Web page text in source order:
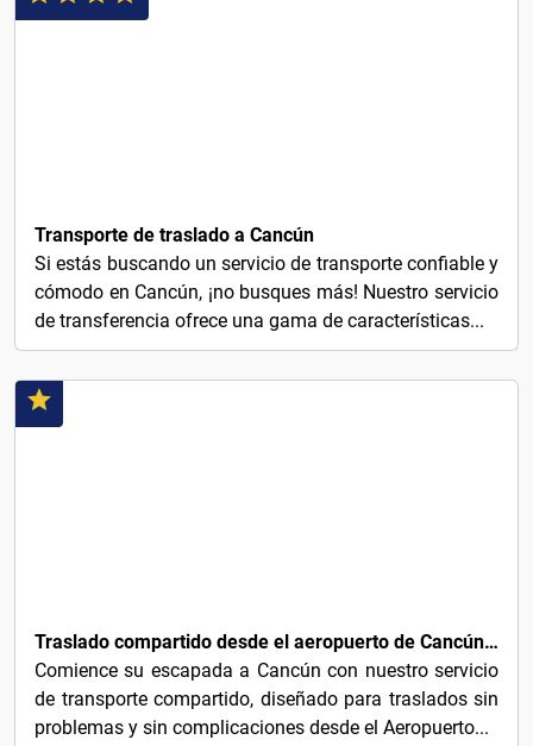
Transporte de traslado a Cancún
Si estás buscando un servicio de transporte confiable y
cómodo en Cancún, ¡no busques más! Nuestro servicio
de transferencia ofrece una gama de características...
Traslado compartido desde el aeropuerto de Cancún a la zona hotelera
Comience su escapada a Cancún con nuestro servicio
de transporte compartido, diseñado para traslados sin
problemas y sin complicaciones desde el Aeropuerto...